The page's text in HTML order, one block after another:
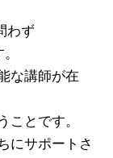
わず
な講師が在
ことです。
にサポートさ